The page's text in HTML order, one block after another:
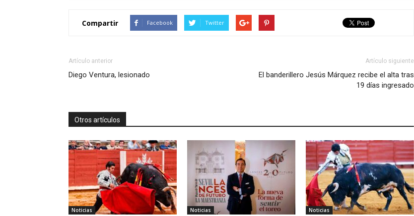
Compartir Facebook Twitter
Artículo anterior
Diego Ventura, lesionado
Artículo siguiente
El banderillero Jesús Márquez recibe el alta tras
19 días ingresado
Otros artículos
Noticias Noticias Noticias